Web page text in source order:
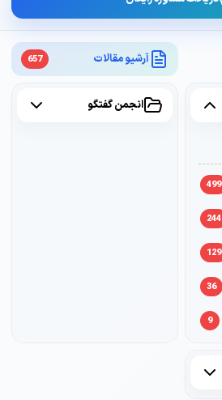
آرشیو مقالات 657
499
244
129
36
9
انجمن گفتگو